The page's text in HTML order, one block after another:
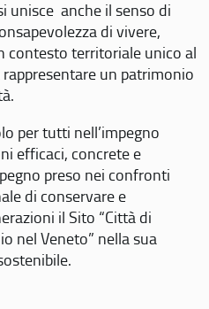
unisce anche il senso di
di vivere,
contesto territoriale unico al
un patrimonio
per tutti nell’impegno
efficaci, concrete e
preso nei confronti
di conservare e
il Sito “Città di
nel Veneto” nella sua